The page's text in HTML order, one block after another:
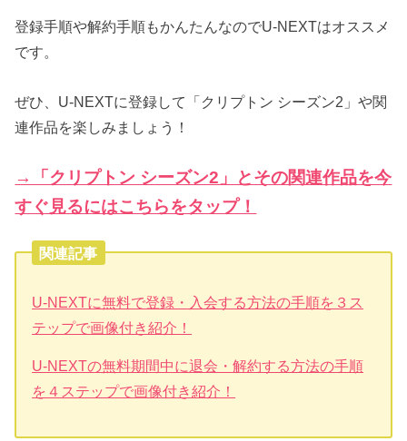
登録手順や解約手順もかんたんなのでU-NEXTはオススメ
です。
ぜひ、U-NEXTに登録して「クリプトン シーズン2」や関
連作品を楽しみましょう！
→「クリプトン シーズン2」とその関連作品を今
すぐ見るにはこちらをタップ！
関連記事
U-NEXTに無料で登録・入会する方法の手順を３ス
テップで画像付き紹介！
U-NEXTの無料期間中に退会・解約する方法の手順
を４ステップで画像付き紹介！